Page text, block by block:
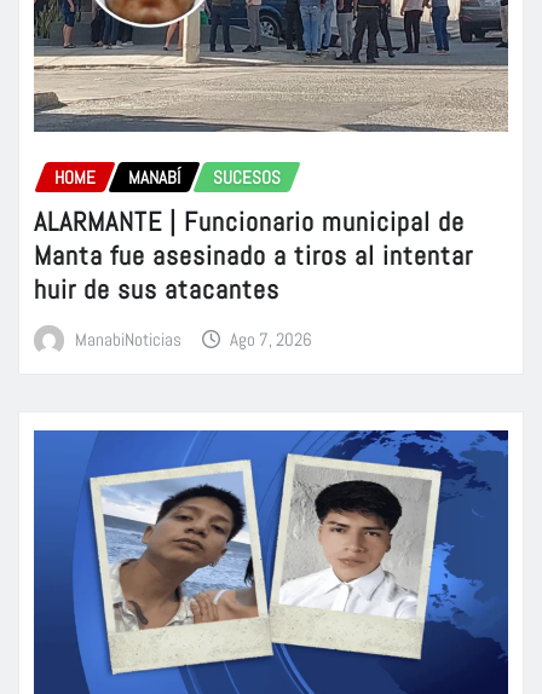
HOME MANABÍ SUCESOS
ALARMANTE | Funcionario municipal de
Manta fue asesinado a tiros al intentar
huir de sus atacantes
ManabiNoticias Ago 7, 2026